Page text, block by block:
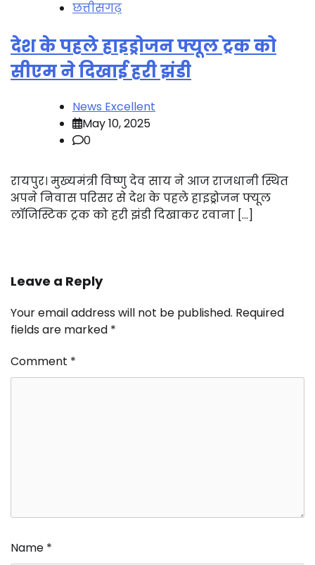
छत्तीसगढ़
देश के पहले हाइड्रोजन फ्यूल ट्रक को
सीएम ने दिखाई हरी झंडी
News Excellent
May 10, 2025
0
रायपुर। मुख्यमंत्री विष्णु देव साय ने आज राजधानी स्थित
अपने निवास परिसर से देश के पहले हाइड्रोजन फ्यूल
लॉजिस्टिक ट्रक को हरी झंडी दिखाकर रवाना […]
Leave a Reply
Your email address will not be published. Required
fields are marked *
Comment *
Name *